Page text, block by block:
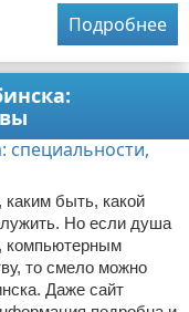
Подробнее
быть, какой
Но если душа
компьютерным
то смело можно
Даже сайт